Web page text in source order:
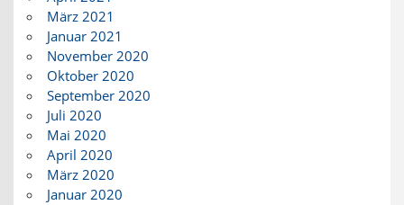
März 2021
Januar 2021
November 2020
Oktober 2020
September 2020
Juli 2020
Mai 2020
April 2020
März 2020
Januar 2020